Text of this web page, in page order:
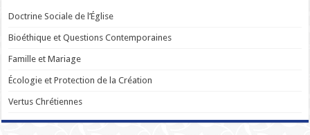
Doctrine Sociale de l’Église
Bioéthique et Questions Contemporaines
Famille et Mariage
Écologie et Protection de la Création
Vertus Chrétiennes